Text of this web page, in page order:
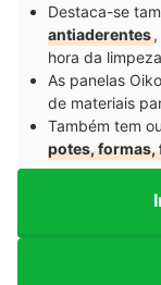
Destaca-se
antiaderentes
hora da
As panelas
de materiais
Também tem
potes, formas,